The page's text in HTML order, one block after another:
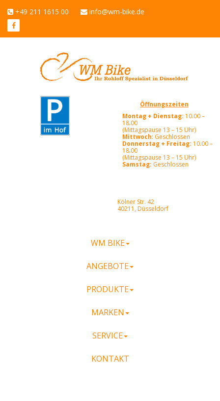
+49 211 1615 00 info@wm-bike.de
Öffnungszeiten
Montag + Dienstag: 10.00 –
18.00
(Mittagspause 13 – 15 Uhr)
Mittwoch: Geschlossen
Donnerstag + Freitag: 10.00 –
18.00
(Mittagspause 13 – 15 Uhr)
Samstag: Geschlossen
Kölner Str. 42
40211, Düsseldorf
WM BIKE
ANGEBOTE
PRODUKTE
MARKEN
SERVICE
KONTAKT